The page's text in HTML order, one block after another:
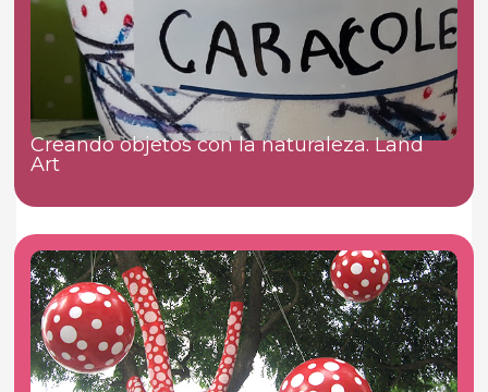
Creando objetos con la naturaleza. Land
Art